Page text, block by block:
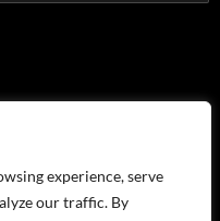
experience, serve
our traffic. By